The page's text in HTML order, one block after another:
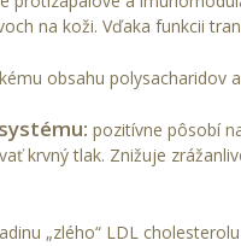
na koži. Vďaka funkcii
obsahu polysacharidov
pozitívne pôsobí
krvný tlak. Znižuje
„zlého“ LDL